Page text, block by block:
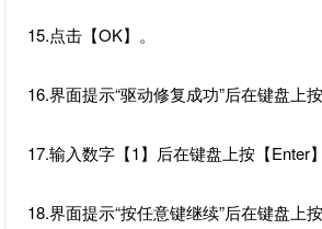
15.点击【OK】。
16.界面提示“驱动修复成功”后在键盘上
17.输入数字【1】后在键盘上按【Enter】
18.界面提示“按任意键继续”后在键盘上